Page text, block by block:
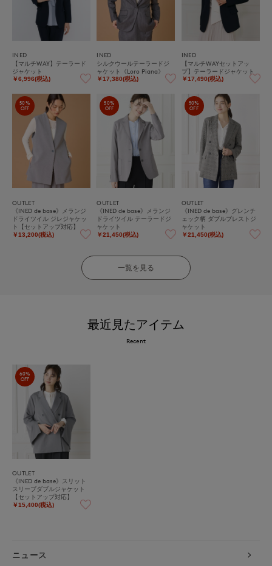
INED
【マルチWAY】テーラード
ジャケット
￥6,996(税込)
INED
シルクウールテーラードジ
ャケット《Loro Piana》
￥17,380(税込)
INED
【マルチWAYセットアッ
プ】テーラードジャケット
￥17,490(税込)
50%
OFF
OUTLET
《INED de base》メランジ
ドライツイル ジレジャケッ
ト【セットアップ対応】
￥13,200(税込)
50%
OFF
OUTLET
《INED de base》メランジ
ドライツイル テーラードジ
ャケット
￥21,450(税込)
50%
OFF
OUTLET
《INED de base》グレンチ
ェック柄 ダブルブレストジ
ャケット
￥21,450(税込)
一覧を見る
最近見たアイテム
Recent
60%
OFF
OUTLET
《INED de base》スリット
スリーブダブルジャケット
【セットアップ対応】
￥15,400(税込)
ニュース